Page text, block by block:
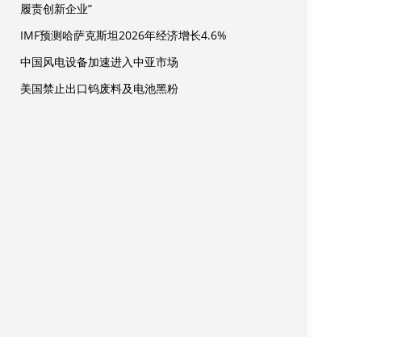
履责创新企业”
IMF预测哈萨克斯坦2026年经济增长4.6%
中国风电设备加速进入中亚市场
美国禁止出口钨废料及电池黑粉